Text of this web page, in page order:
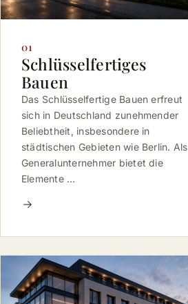
01
Schlüsselfertiges
Bauen
Das Schlüsselfertige Bauen erfreut
sich in Deutschland zunehmender
Beliebtheit, insbesondere in
städtischen Gebieten wie Berlin. Als
Generalunternehmer bietet die
Elemente …